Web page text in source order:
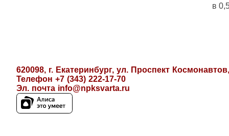
в
620098, г. Екатеринбург, ул. Проспект
Телефон +7 (343) 222-17-70
Эл. почта info@npksvarta.ru